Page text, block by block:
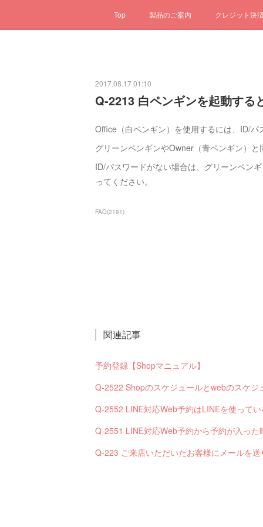
Top 製品のご案内 クレジット決
2017.08.17 01:10
Q-2213 白ペンギンを起動する
Office（白ペンギン）を使用するには、ID/パ
グリーンペンギンやOwner（青ペンギン）
ID/パスワードがない場合は、グリーンペ
ってください。
FAQ(2191)
関連記事
予約登録【Shopマニュアル】
Q-2522 Shopのスケジュールとwebのスケ
Q-2552 LINE対応Web予約はLINEを使って
Q-223 ご来店いただいたお客様にメールを送